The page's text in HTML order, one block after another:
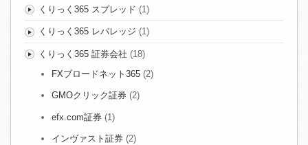
くりっく365 スプレッド (1)
くりっく365 レバレッジ (1)
くりっく365 証券会社 (18)
FXブロードネット365 (2)
GMOクリック証券 (2)
efx.com証券 (1)
インヴァスト証券 (2)